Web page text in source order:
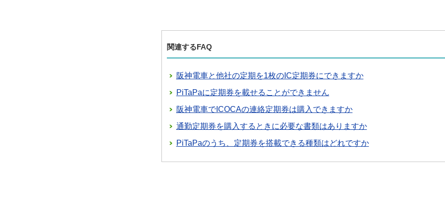
関連するFAQ
阪神電車と他社の定期を1枚のIC定期券にできますか
PiTaPaに定期券を載せることができません
阪神電車でICOCAの連絡定期券は購入できますか
通勤定期券を購入するときに必要な書類はありますか
PiTaPaのうち、定期券を搭載できる種類はどれですか